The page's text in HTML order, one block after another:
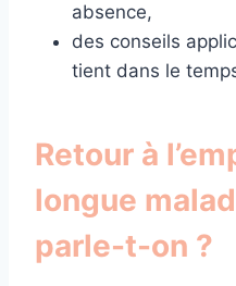
absence,
des conseils
tient dans le
Retour à
longue
parle-t-on ?